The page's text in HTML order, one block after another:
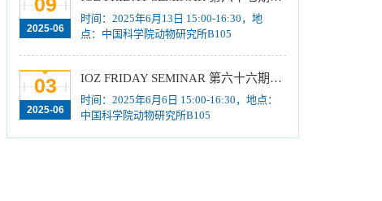
第二届“一带一路”地区昆虫多样性格局评估与智
能监测体系关键技术培训班 报名通知（第一轮）
[2025-04-09]
2025-06
时间：2025年6月13日 15:00-16:30，地
点：中国科学院动物研究所B105
03
2025-06
IOZ FRIDAY SEMINAR 第六十六期：载人空间站生命科学研究进展与任务规划
时间：2025年6月6日 15:00-16:30，地点：
中国科学院动物研究所B105